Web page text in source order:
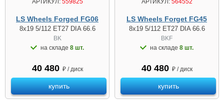
LS Wheels Forged FG06
8x19 5/112 ET27 DIA 66.6
BK
на складе 8 шт.
40 480 ₽ / диск
купить
LS Wheels Forget FG45
8x19 5/112 ET27 DIA 66.6
BKF
на складе 8 шт.
40 480 ₽ / диск
купить